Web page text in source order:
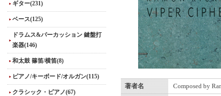
ギター(231)
ベース(125)
ドラムス&パーカッション 鍵盤打
楽器(146)
和太鼓 篠笛/横笛(8)
ピアノ/キーボード/オルガン(115)
クラシック・ピアノ(67)
著者名 Composed by